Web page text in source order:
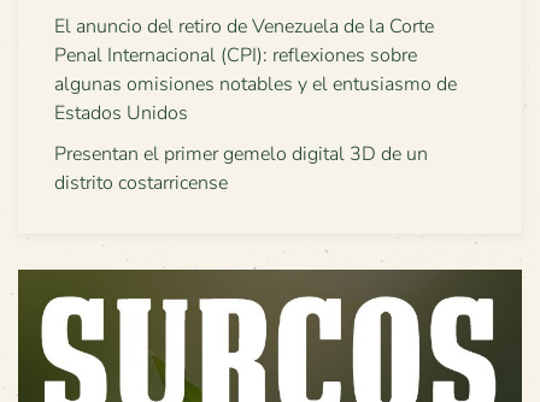
El anuncio del retiro de Venezuela de la Corte
Penal Internacional (CPI): reflexiones sobre
algunas omisiones notables y el entusiasmo de
Estados Unidos
Presentan el primer gemelo digital 3D de un
distrito costarricense